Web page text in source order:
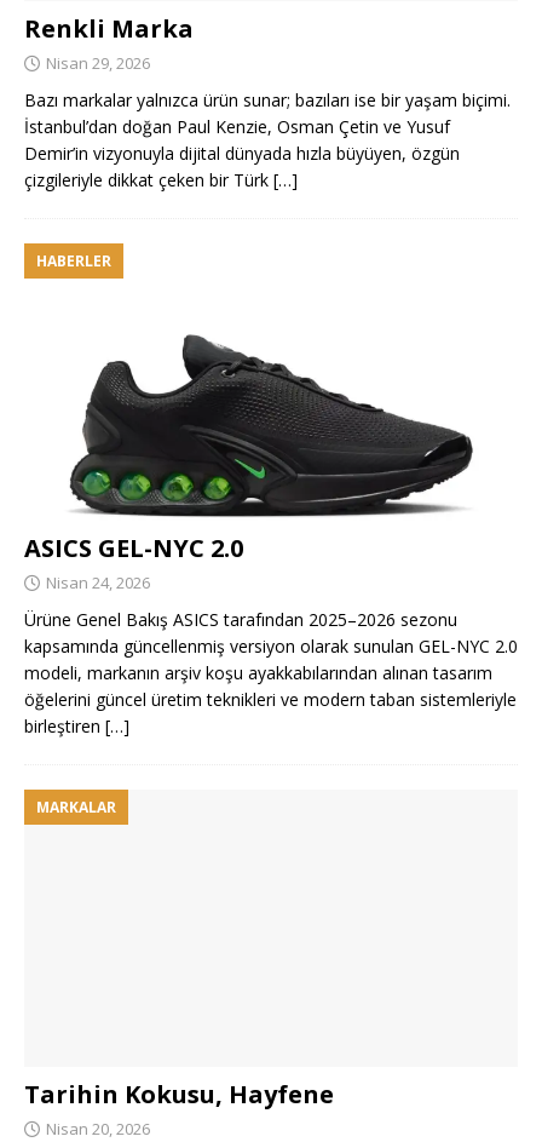
Renkli Marka
Nisan 29, 2026
Bazı markalar yalnızca ürün sunar; bazıları ise bir yaşam biçimi.
İstanbul’dan doğan Paul Kenzie, Osman Çetin ve Yusuf
Demir’in vizyonuyla dijital dünyada hızla büyüyen, özgün
çizgileriyle dikkat çeken bir Türk […]
HABERLER
ASICS GEL-NYC 2.0
Nisan 24, 2026
Ürüne Genel Bakış ASICS tarafından 2025–2026 sezonu
kapsamında güncellenmiş versiyon olarak sunulan GEL-NYC 2.0
modeli, markanın arşiv koşu ayakkabılarından alınan tasarım
öğelerini güncel üretim teknikleri ve modern taban sistemleriyle
birleştiren […]
MARKALAR
Tarihin Kokusu, Hayfene
Nisan 20, 2026